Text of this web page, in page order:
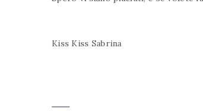
Kiss Kiss Sabrina